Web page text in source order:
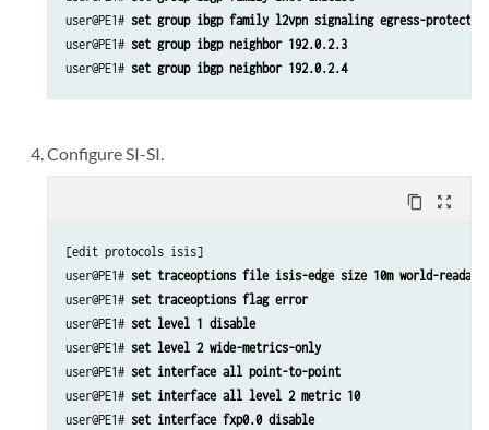
user@PE1# set group ibgp family l2vpn signaling egress-
user@PE1# set group ibgp neighbor 192.0.2.3
user@PE1# set group ibgp neighbor 192.0.2.4
Configure SI-SI.
content_copy zoom_out_map
[edit protocols isis]
user@PE1# set traceoptions file isis-edge size 10m world-
user@PE1# set traceoptions flag error
user@PE1# set level 1 disable
user@PE1# set level 2 wide-metrics-only
user@PE1# set interface all point-to-point
user@PE1# set interface all level 2 metric 10
user@PE1# set interface fxp0.0 disable